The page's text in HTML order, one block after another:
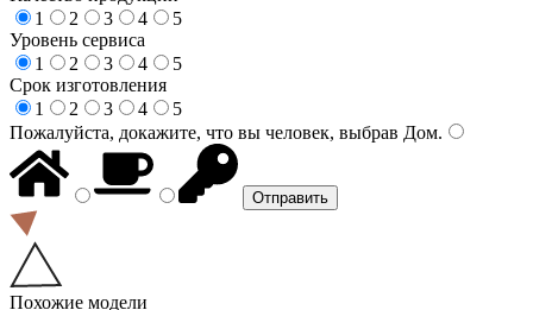
1
2 3 4
5
Уровень сервиса
1
2 3 4
5
Срок изготовления
1
2 3 4
5
Пожалуйста, докажите, что вы человек, выбрав Дом.
Похожие модели